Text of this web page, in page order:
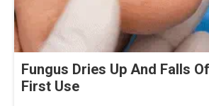
Fungus Dries Up And Falls
First Use